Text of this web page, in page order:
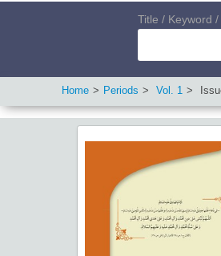
Title / Keyword
Home Periods Vol. 1